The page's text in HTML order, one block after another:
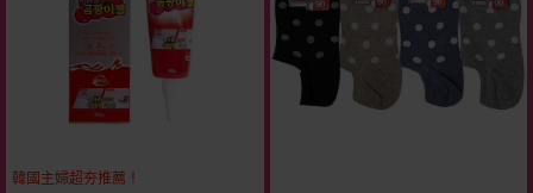
韓國主婦超夯推薦！